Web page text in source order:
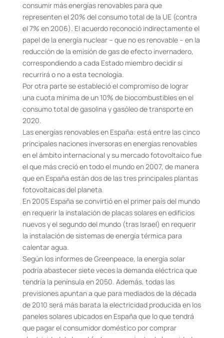
consumir más energías renovables para que
representen el 20% del consumo total de la UE (contra
el 7% en 2006). El acuerdo reconoció indirectamente el
papel de la energía nuclear – que no es renovable – en la
reducción de la emisión de gas de efecto invernadero,
correspondiendo a cada Estado miembro decidir si
recurrirá o no a esta tecnología.
Por otra parte se estableció el compromiso de lograr
una cuota mínima de un 10% de biocombustibles en el
consumo total de gasolina y gasóleo de transporte en
2020.
Las energías renovables en España: está entre las cinco
principales naciones inversoras en energías renovables
en el ámbito internacional y su mercado fotovoltaico fue
el que más creció en todo el mundo en 2007, de manera
que en España están dos de las tres principales plantas
fotovoltaicas del planeta.
En 2005 España se convirtió en el primer país del mundo
en requerir la instalación de placas solares en edificios
nuevos y el segundo del mundo (tras Israel) en requerir
la instalación de sistemas de energía térmica para
calentar agua.
Según los informes de Greenpeace, la energía solar
podría abastecer siete veces la demanda eléctrica que
tendría la península en 2050. Además, todas las
previsiones apuntan a que para mediados de la década
de 2010 será más barata la electricidad producida en los
paneles solares ubicados en España que lo que tendrá
que pagar el consumidor doméstico por comprar